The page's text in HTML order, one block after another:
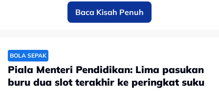
Bagi ketua jurulatih interim Harimau Malaya, Tan
Cheng Hoe, peluang layak ke separuh akhir kejohanan
masalah pelepasan pemain menjelang kejohanan itu.
"Memang dari awal kita semua tahu perjalanan
pasukan kurang lancar tetapi disebabkan keinginan
Baca Kisah Penuh
BOLA SEPAK
Piala Menteri Pendidikan: Lima pasukan
buru dua slot terakhir ke peringkat suku